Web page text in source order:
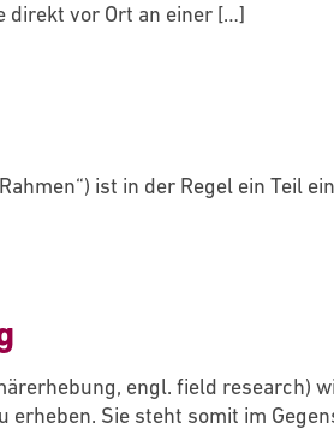
direkt vor Ort an einer […]
ist in der Regel ein Teil
engl. field research)
erheben. Sie steht somit im